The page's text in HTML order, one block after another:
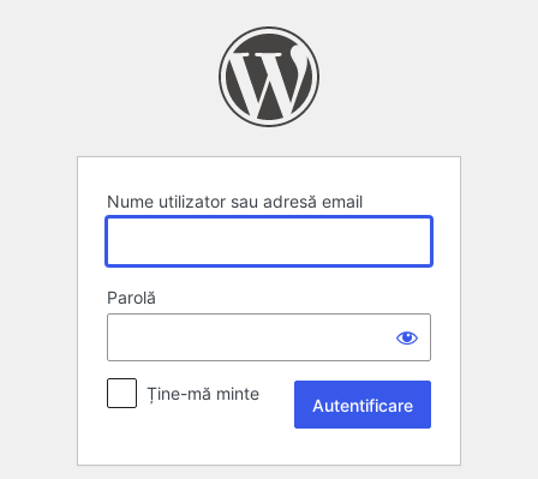
Nume utilizator sau adresă email
Parolă
Ține-mă minte